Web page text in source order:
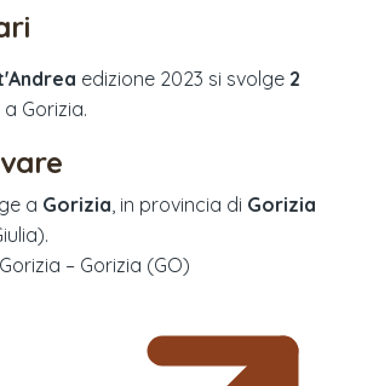
edizione 2023 si svolge 2
a Gorizia.
a Gorizia , in provincia di Gorizia
).
– Gorizia (GO)